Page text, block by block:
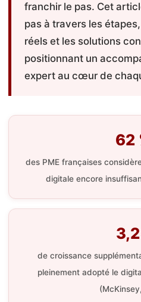
franchir le pas. Cet
pas à travers les
réels et les solutions
positionnant un
expert au cœur de
62
des PME françaises
digitale encore
de croissance
pleinement adopté le